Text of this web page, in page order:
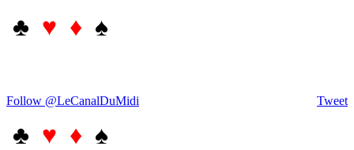
♣ ♥ ♦ ♠
Tweet
Follow @LeCanalDuMidi
♣ ♥ ♦ ♠